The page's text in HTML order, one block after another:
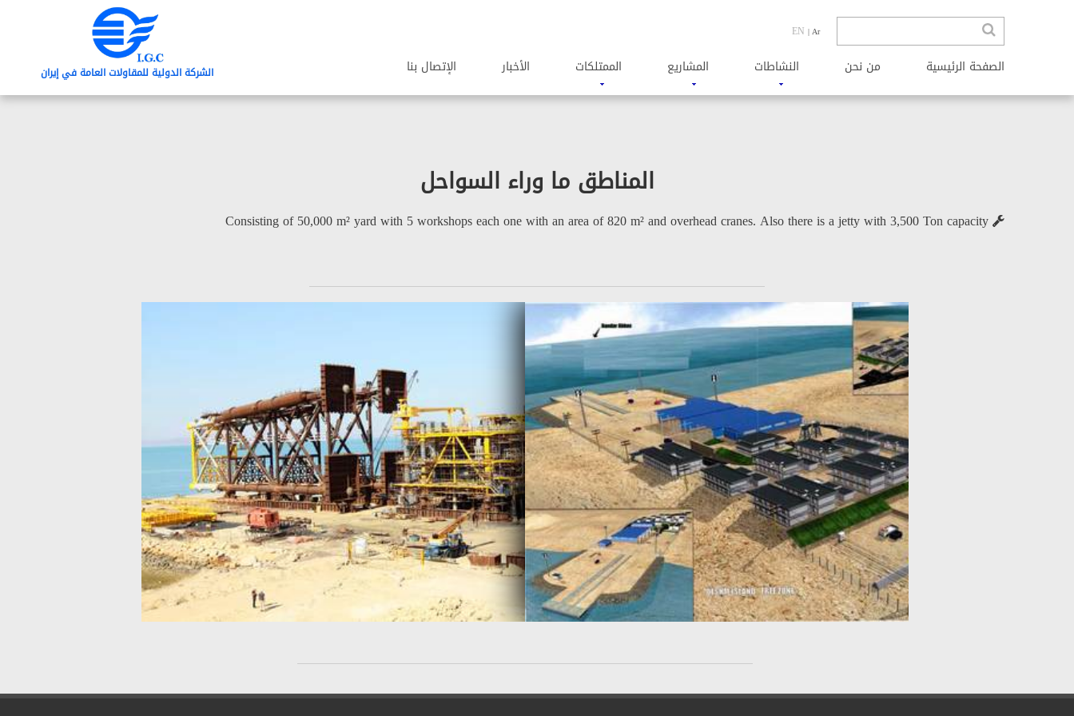
EN | Ar
الشرکة الدولیة للمقاولات العامة في إیران الإتصال بنا الأخبار الممتلکات المشاریع النشاطات من نحن الصفحة الرئیسیة
المناطق ما وراء السواحل